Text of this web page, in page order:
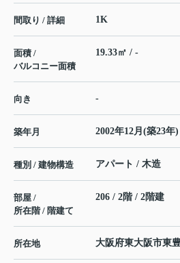
間取り / 詳細 1K
面積 /
バルコニー面積
19.33㎡ / -
向き -
築年月 2002年12月(築23年)
種別 / 建物構造 アパート / 木造
部屋 /
所在階 / 階建て
206 / 2階 / 2階建
所在地 大阪府東大阪市東